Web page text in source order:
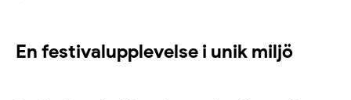
En festivalupplevelse i unik miljö